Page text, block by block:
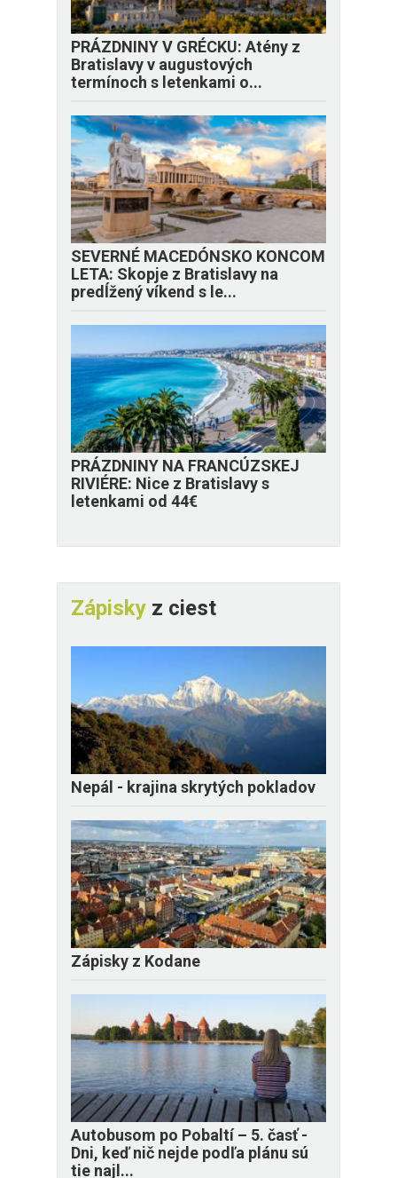
PRÁZDNINY V GRÉCKU: Atény z
Bratislavy v augustových
termínoch s letenkami o...
SEVERNÉ MACEDÓNSKO KONCOM
LETA: Skopje z Bratislavy na
predĺžený víkend s le...
PRÁZDNINY NA FRANCÚZSKEJ
RIVIÉRE: Nice z Bratislavy s
letenkami od 44€
Zápisky z ciest
Nepál - krajina skrytých pokladov
Zápisky z Kodane
​Autobusom po Pobaltí – 5. časť -
Dni, keď nič nejde podľa plánu sú
tie najl...